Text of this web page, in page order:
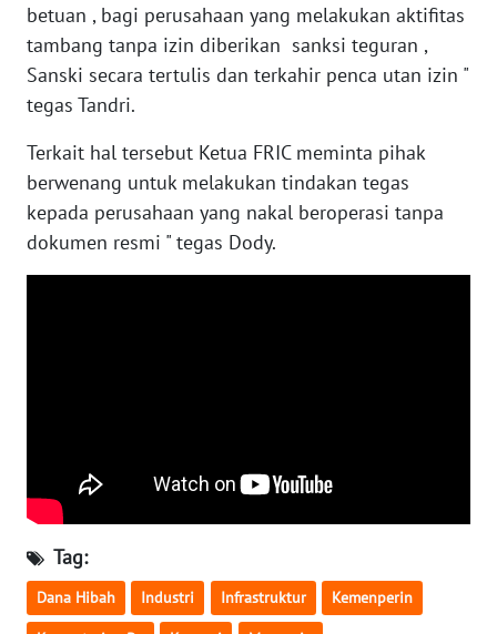
betuan , bagi perusahaan yang melakukan aktifitas
tambang tanpa izin diberikan sanksi teguran ,
Sanski secara tertulis dan terkahir penca utan izin "
tegas Tandri.
Terkait hal tersebut Ketua FRIC meminta pihak
berwenang untuk melakukan tindakan tegas
kepada perusahaan yang nakal beroperasi tanpa
dokumen resmi " tegas Dody.
Tag:
Dana Hibah Industri Infrastruktur Kemenperin
SULTRA
WN
WN
SULTENG
WN
WN
SUMSEL
WN
BENGKULU